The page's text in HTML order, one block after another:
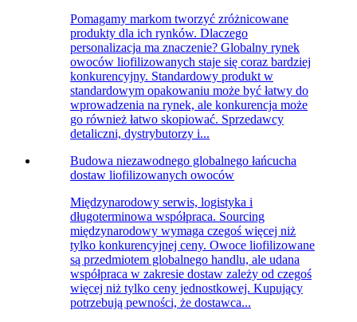
Pomagamy markom tworzyć zróżnicowane
produkty dla ich rynków. Dlaczego
personalizacja ma znaczenie? Globalny rynek
owoców liofilizowanych staje się coraz bardziej
konkurencyjny. Standardowy produkt w
standardowym opakowaniu może być łatwy do
wprowadzenia na rynek, ale konkurencja może
go również łatwo skopiować. Sprzedawcy
detaliczni, dystrybutorzy i...
Budowa niezawodnego globalnego łańcucha
dostaw liofilizowanych owoców
Międzynarodowy serwis, logistyka i
długoterminowa współpraca. Sourcing
międzynarodowy wymaga czegoś więcej niż
tylko konkurencyjnej ceny. Owoce liofilizowane
są przedmiotem globalnego handlu, ale udana
współpraca w zakresie dostaw zależy od czegoś
więcej niż tylko ceny jednostkowej. Kupujący
potrzebują pewności, że dostawca...